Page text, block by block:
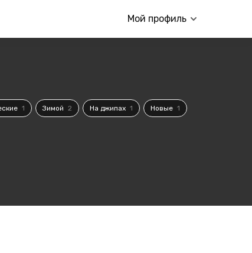
Мой профиль
1 Зимой 2 На джипах 1 Новые 1